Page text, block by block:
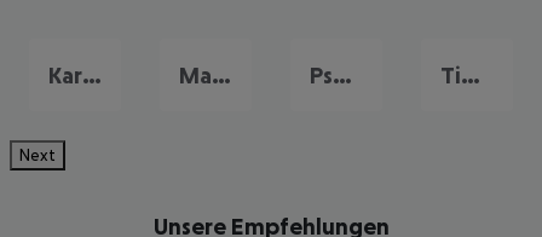
Kardamena Mastichari Psalidi Tigaki
Next
Unsere Empfehlungen